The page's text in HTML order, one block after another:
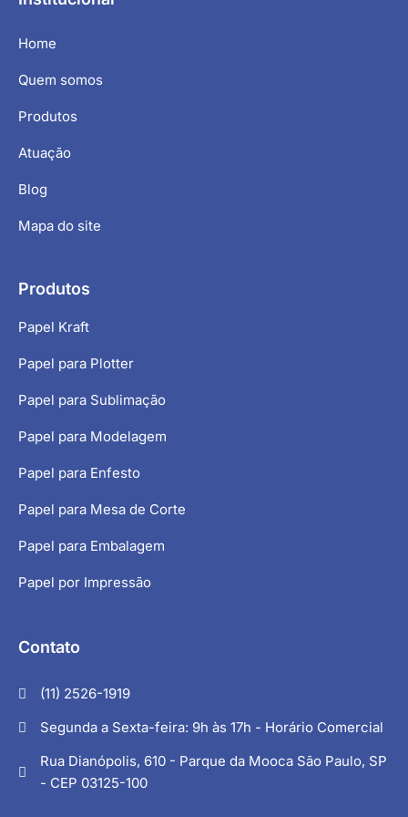
Home
Quem somos
Produtos
Atuação
Blog
Mapa do site
Produtos
Papel Kraft
Papel para Plotter
Papel para Sublimação
Papel para Modelagem
Papel para Enfesto
Papel para Mesa de Corte
Papel para Embalagem
Papel por Impressão
Contato
(11) 2526-1919
Segunda a Sexta-feira: 9h às 17h - Horário Comercial
Rua Dianópolis, 610 - Parque da Mooca São Paulo, SP
- CEP 03125-100